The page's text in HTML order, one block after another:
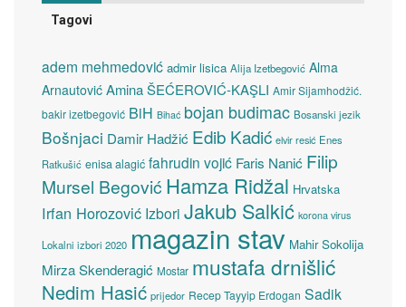
Tagovi
adem mehmedović admir lisica Alija Izetbegović Alma
Arnautović Amina ŠEĆEROVIĆ-KAŞLI Amir Sijamhodžić.
bakir izetbegović BiH Bihać bojan budimac Bosanski jezik
Bošnjaci Damir Hadžić Edib Kadić elvir resić Enes
Ratkušić enisa alagić fahrudin vojić Faris Nanić Filip
Mursel Begović Hamza Ridžal Hrvatska
Irfan Horozović Izbori Jakub Salkić korona virus
Lokalni izbori 2020 magazin stav Mahir Sokolija
Mirza Skenderagić Mostar mustafa drnišlić
Nedim Hasić prijedor Recep Tayyip Erdogan Sadik